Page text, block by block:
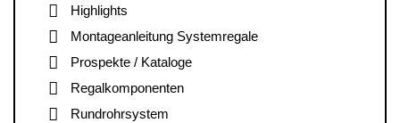
Highlights
Montageanleitung Systemregale
Prospekte / Kataloge
Regalkomponenten
Rundrohrsystem